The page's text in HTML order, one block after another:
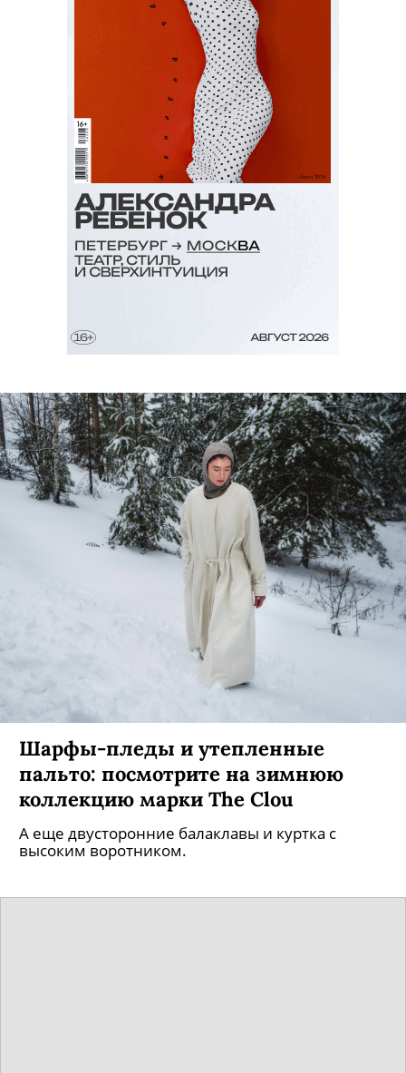
Шарфы-пледы и утепленные
пальто: посмотрите на зимнюю
коллекцию марки The Clou
А еще двусторонние балаклавы и куртка с
высоким воротником.